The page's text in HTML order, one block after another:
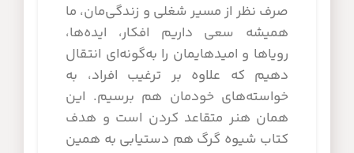
صرف نظر از مسیر شغلی و زندگی‌مان، ما
همیشه سعی داریم افکار، ایده‌ها،
رویاها و امیدهایمان را به‌گونه‌ای انتقال
دهیم که علاوه بر ترغیب افراد، به
خواسته‌های خودمان هم برسیم. این
همان هنر متقاعد کردن است و هدف
کتاب شیوه گرگ هم دستیابی به همین